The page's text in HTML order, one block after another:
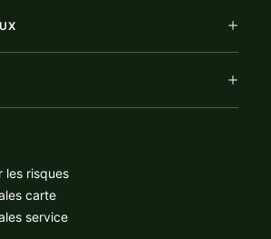
les risques
carte
service